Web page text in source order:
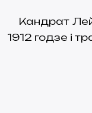
Кандрат
1912 годзе і